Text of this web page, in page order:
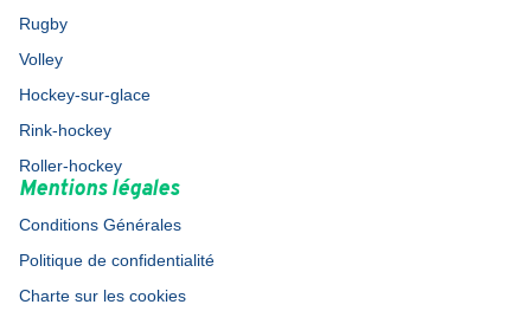
Rugby
Volley
Hockey-sur-glace
Rink-hockey
Roller-hockey
Mentions légales
Conditions Générales
Politique de confidentialité
Charte sur les cookies